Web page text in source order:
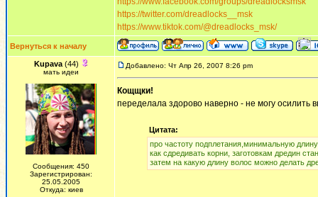
https://twitter.com/dreadlocks__msk
https://www.tiktok.com/@dreadlocks_msk/
Вернуться к началу
Kupava(44)
мать идеи
Сообщения: 450
Зарегистрирован:
25.05.2005
Откуда: киев
Добавлено: Чт Апр 26, 2007 8:26 pm
Кощщки!
переделала здорово наверно - не могу осилить
Цитата:
про частоту подплетания,минимальную
как сдредивать корни, заготовкам дредин
затем на какую длину волос можно делать